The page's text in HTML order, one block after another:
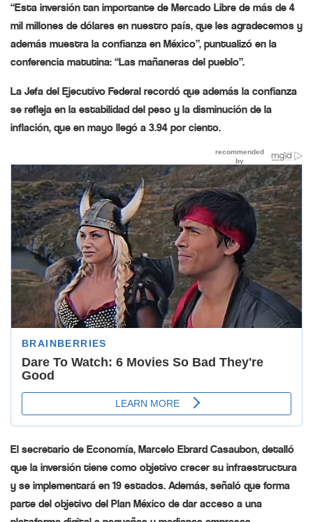
“Esta inversión tan importante de Mercado Libre de más de 4
mil millones de dólares en nuestro país, que les agradecemos y
además muestra la confianza en México”, puntualizó en la
conferencia matutina: “Las mañaneras del pueblo”.
La Jefa del Ejecutivo Federal recordó que además la confianza
se refleja en la estabilidad del peso y la disminución de la
inflación, que en mayo llegó a 3.94 por ciento.
El secretario de Economía, Marcelo Ebrard Casaubon, detalló
que la inversión tiene como objetivo crecer su infraestructura
y se implementará en 19 estados. Además, señaló que forma
parte del objetivo del Plan México de dar acceso a una